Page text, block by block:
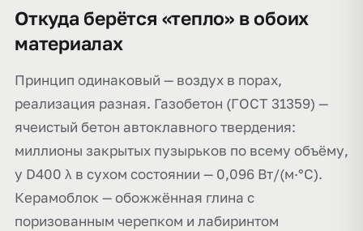
Откуда берётся «тепло» в обоих
материалах
Принцип одинаковый — воздух в порах,
реализация разная. Газобетон (ГОСТ 31359) —
ячеистый бетон автоклавного твердения:
миллионы закрытых пузырьков по всему объёму,
у D400 λ в сухом состоянии — 0,096 Вт/(м·°С).
Керамоблок — обожжённая глина с
поризованным черепком и лабиринтом